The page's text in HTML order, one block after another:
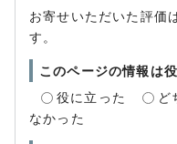
お寄せいただいた評価
す。
このページの情報は
役に立った
ど
なかった